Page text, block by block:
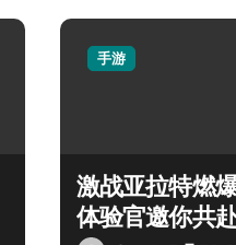
手游
激战亚拉特燃
体验官邀你共